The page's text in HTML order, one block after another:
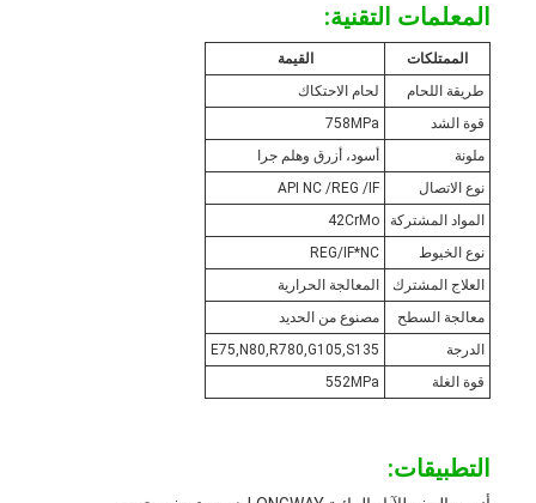
المعلمات التقنية:
الممتلكات
القيمة
طريقة اللحام
لحام الاحتكاك
قوة الشد
758MPa
ملونة
أسود، أزرق وهلم جرا
نوع الاتصال
API NC /REG /IF
المواد المشتركة
42CrMo
نوع الخيوط
REG/IF*NC
العلاج المشترك
المعالجة الحرارية
معالجة السطح
مصنوع من الحديد
الدرجة
E75,N80,R780,G105,S135
قوة الغلة
552MPa
التطبيقات: